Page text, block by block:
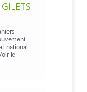
national
le